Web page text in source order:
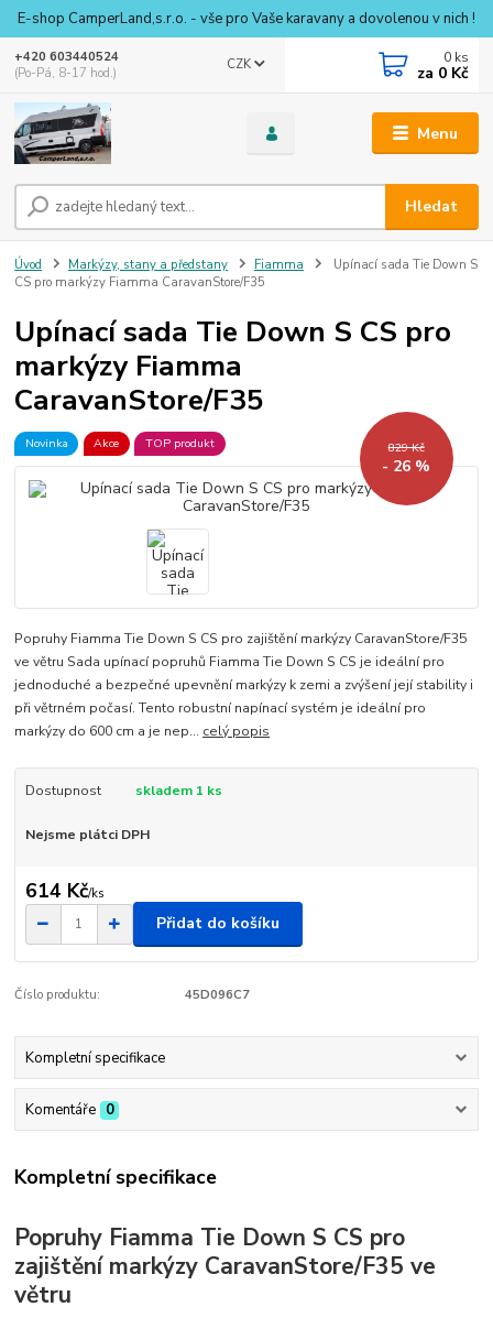
E-shop CamperLand,s.r.o. - vše pro Vaše karavany a dovolenou v nich !
Menu
CZK
Hledat
+420 603440524
(Po-Pá, 8-17 hod.)
0 ks
za 0 Kč
Úvod Markýzy, stany a předstany Fiamma
Upínací sada Tie Down S
CS pro markýzy Fiamma CaravanStore/F35
Upínací sada Tie Down S CS pro
markýzy Fiamma
CaravanStore/F35
Novinka Akce TOP produkt 829 Kč
- 26 %
Popruhy Fiamma Tie Down S CS pro zajištění markýzy CaravanStore/F35
ve větru Sada upínací popruhů Fiamma Tie Down S CS je ideální pro
jednoduché a bezpečné upevnění markýzy k zemi a zvýšení její stability i
při větrném počasí. Tento robustní napínací systém je ideální pro
markýzy do 600 cm a je nep... celý popis
Dostupnost skladem 1 ks
Nejsme plátci DPH
614 Kč/ks
Přidat do košíku
Číslo produktu: 45D096C7
Kompletní specifikace
Komentáře 0
Kompletní specifikace
Popruhy Fiamma Tie Down S CS pro
zajištění markýzy CaravanStore/F35 ve
větru